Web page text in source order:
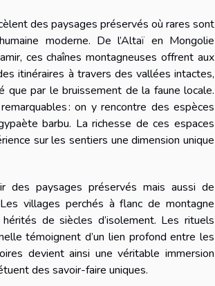
des paysages préservés où rares sont
moderne. De l’Altaï en Mongolie
ces chaînes montagneuses offrent aux
itinéraires à travers des vallées intactes,
que par le bruissement de la faune locale.
: on y rencontre des espèces
barbu. La richesse de ces espaces
sur les sentiers une dimension unique
des paysages préservés mais aussi de
villages perchés à flanc de montagne
de siècles d’isolement. Les rituels
témoignent d’un lien profond entre les
devient ainsi une véritable immersion
des savoir-faire uniques.